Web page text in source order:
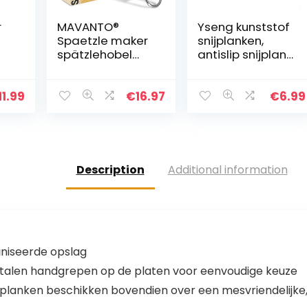
MAVANTO®
Spaetzle maker
spätzlehobel
zelfgemaakte
€16.97
Yseng kunststof
snijplanken,
antislip snijplank,
voor keuken
€6.99
Description Additional information
opslag
handgrepen op de platen voor eenvoudige keuze
beschikken bovendien over een